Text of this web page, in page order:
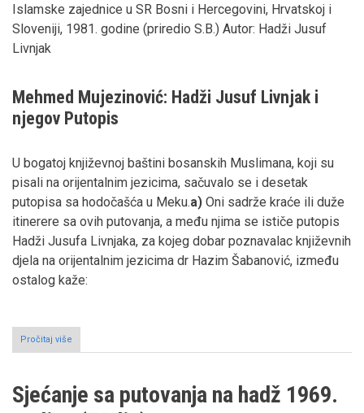
Islamske zajednice u SR Bosni i Hercegovini, Hrvatskoj i
Sloveniji, 1981. godine (priredio S.B.) Autor: Hadži Jusuf
Livnjak
Mehmed Mujezinović: Hadži Jusuf Livnjak i
njegov Putopis
U bogatoj književnoj baštini bosanskih Muslimana, koji su
pisali na orijentalnim jezicima, sačuvalo se i desetak
putopisa sa hodočašća u Meku.a) Oni sadrže kraće ili duže
itinerere sa ovih putovanja, a među njima se ističe putopis
Hadži Jusufa Livnjaka, za kojeg dobar poznavalac književnih
djela na orijentalnim jezicima dr Hazim Šabanović, između
ostalog kaže:
Pročitaj više
Odazivam
Bože
...
Sjećanje sa putovanja na hadž 1969.